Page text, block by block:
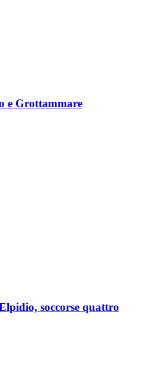
e Grottammare
soccorse quattro